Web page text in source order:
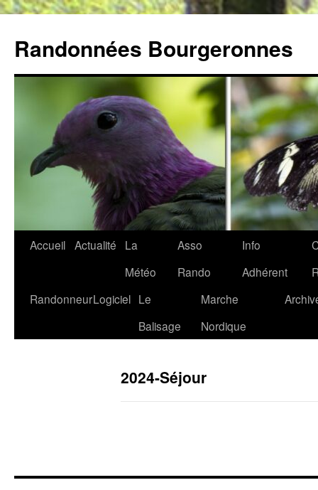
contenu
Randonnées Bourgeronnes
Accueil Actualité
La
Météo
Asso
Rando
Info
Adhérent
RandonneurLogiciel Le
Balisage
Marche
Nordique
2024-Séjour